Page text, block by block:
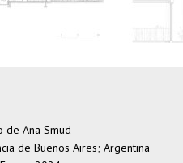
de Ana Smud
de Buenos Aires; Argentina